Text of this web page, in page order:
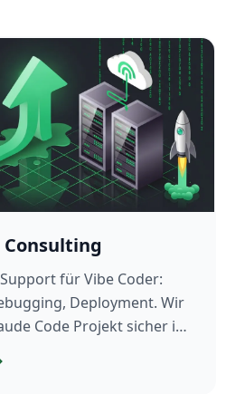
Consulting
für Vibe Coder:
Deployment. Wir
Code Projekt sicher in